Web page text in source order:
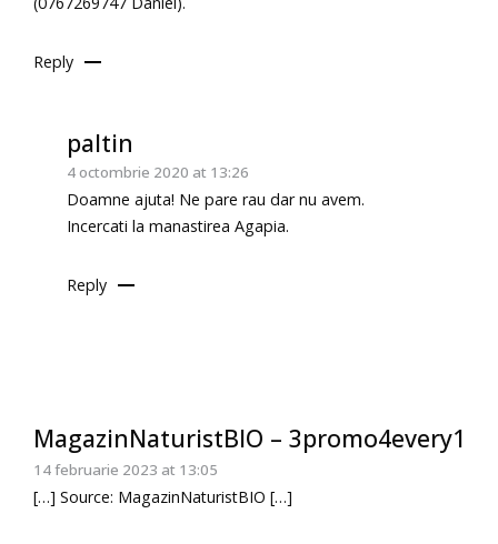
Reply
paltin
4 octombrie 2020 at 13:26
Doamne ajuta! Ne pare rau dar nu avem.
Incercati la manastirea Agapia.
Reply
MagazinNaturistBIO – 3promo4every1
14 februarie 2023 at 13:05
[…] Source: MagazinNaturistBIO […]